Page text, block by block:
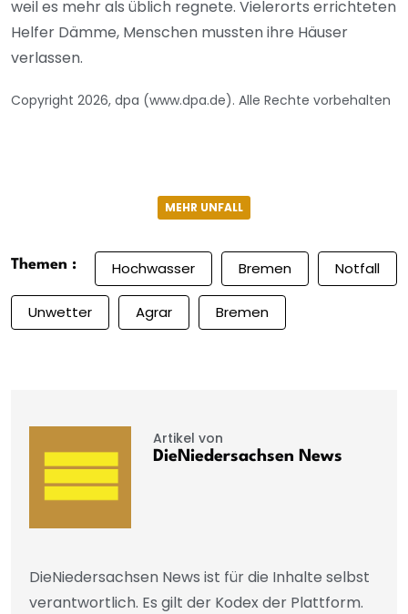
weil es mehr als üblich regnete. Vielerorts errichteten
Helfer Dämme, Menschen mussten ihre Häuser
verlassen.
Copyright 2026, dpa (www.dpa.de). Alle Rechte vorbehalten
MEHR UNFALL
Themen : Hochwasser Bremen Notfall
Unwetter Agrar Bremen
Artikel von
DieNiedersachsen News
DieNiedersachsen News ist für die Inhalte selbst
verantwortlich. Es gilt der Kodex der Plattform.